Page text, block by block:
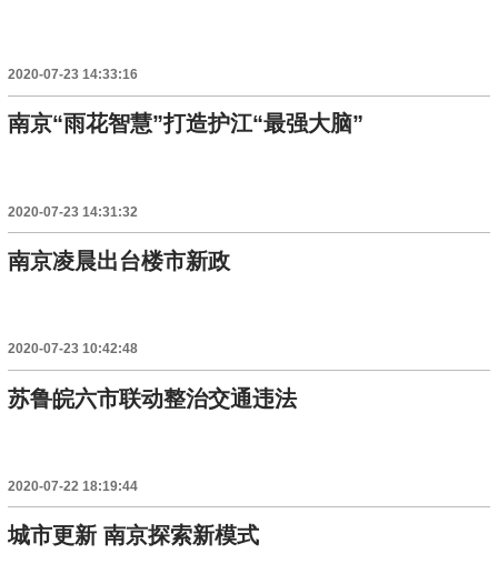
2020-07-23 14:33:16
南京“雨花智慧”打造护江“最强大脑”
2020-07-23 14:31:32
南京凌晨出台楼市新政
2020-07-23 10:42:48
苏鲁皖六市联动整治交通违法
2020-07-22 18:19:44
城市更新 南京探索新模式